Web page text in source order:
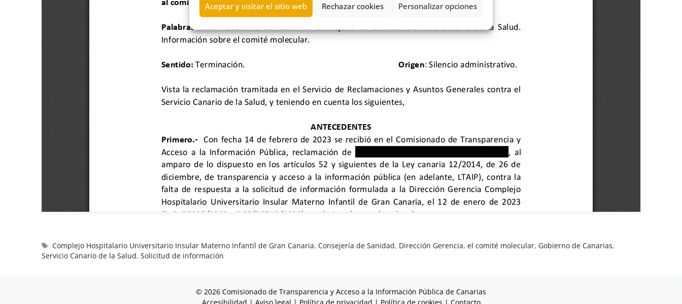
Aceptar y visitar el sitio web Rechazar cookies Personalizar opciones
Complejo Hospitalario Universitario Insular Materno Infantil de Gran Canaria,Consejería de Sanidad, Dirección Gerencia,el comité molecular, Gobierno de Canarias,
Servicio Canario de la Salud, Solicitud de información
© 2026 Comisionado de Transparencia y Acceso a la Información Pública de Canarias